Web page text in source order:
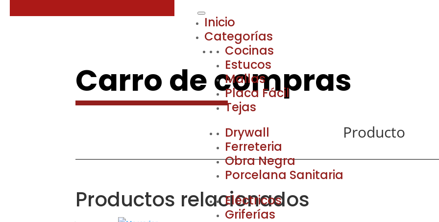
Inicio
Categorías
Cocinas
Estucos
Mallas
Placa Fácil
Tejas
Drywall
Ferreteria
Obra Negra
Porcelana Sanitaria
Eléctricos
Griferías
Carro de compras
Producto
Productos relacionados